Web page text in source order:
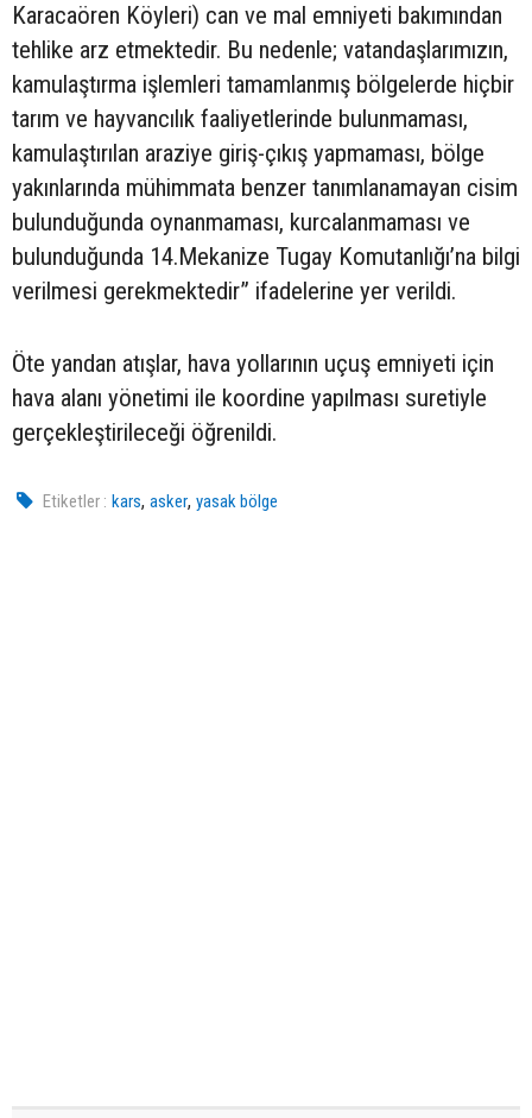
Karacaören Köyleri) can ve mal emniyeti bakımından
tehlike arz etmektedir. Bu nedenle; vatandaşlarımızın,
kamulaştırma işlemleri tamamlanmış bölgelerde hiçbir
tarım ve hayvancılık faaliyetlerinde bulunmaması,
kamulaştırılan araziye giriş-çıkış yapmaması, bölge
yakınlarında mühimmata benzer tanımlanamayan cisim
bulunduğunda oynanmaması, kurcalanmaması ve
bulunduğunda 14.Mekanize Tugay Komutanlığı’na bilgi
verilmesi gerekmektedir” ifadelerine yer verildi.
Öte yandan atışlar, hava yollarının uçuş emniyeti için
hava alanı yönetimi ile koordine yapılması suretiyle
gerçekleştirileceği öğrenildi.
Etiketler : kars,asker,yasak bölge